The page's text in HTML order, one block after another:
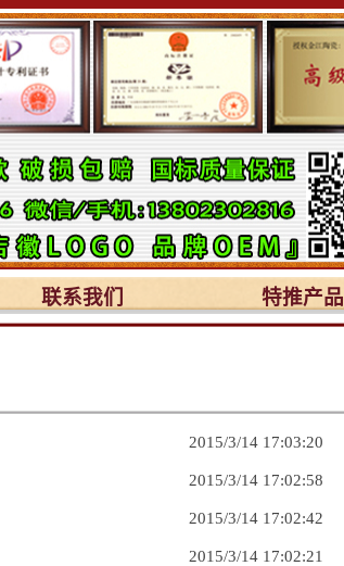
联系我们 特推产品
2015/3/14 17:03:20
2015/3/14 17:02:58
2015/3/14 17:02:42
2015/3/14 17:02:21